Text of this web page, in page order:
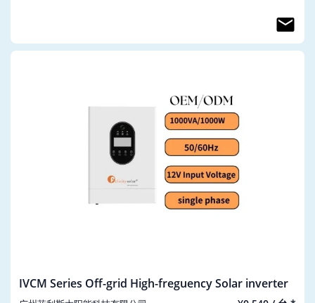
IVCM Series Off-grid High-freguency Solar inverter